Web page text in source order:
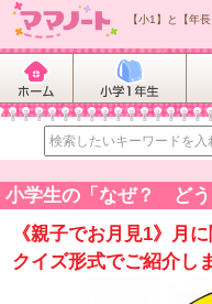
【小1】と【年
小学生の「なぜ？ ど
《親子でお月見1》月
クイズ形式でご紹介し